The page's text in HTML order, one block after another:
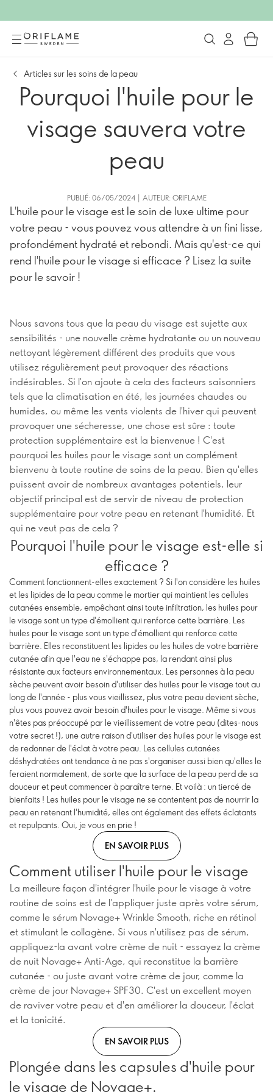
Articles sur les soins de la peau
Pourquoi l'huile pour le
visage sauvera votre
peau
PUBLIÉ: 06/05/2024 | AUTEUR: ORIFLAME
L'huile pour le visage est le soin de luxe ultime pour
votre peau - vous pouvez vous attendre à un fini lisse,
profondément hydraté et rebondi. Mais qu'est-ce qui
rend l'huile pour le visage si efficace ? Lisez la suite
pour le savoir !
Nous savons tous que la peau du visage est sujette aux
sensibilités - une nouvelle crème hydratante ou un nouveau
nettoyant légèrement différent des produits que vous
utilisez régulièrement peut provoquer des réactions
indésirables. Si l'on ajoute à cela des facteurs saisonniers
tels que la climatisation en été, les journées chaudes ou
humides, ou même les vents violents de l'hiver qui peuvent
provoquer une sécheresse, une chose est sûre : toute
protection supplémentaire est la bienvenue ! C'est
pourquoi les huiles pour le visage sont un complément
bienvenu à toute routine de soins de la peau. Bien qu'elles
puissent avoir de nombreux avantages potentiels, leur
objectif principal est de servir de niveau de protection
supplémentaire pour votre peau en retenant l'humidité. Et
qui ne veut pas de cela ?
Pourquoi l'huile pour le visage est-elle si
efficace ?
Comment fonctionnent-elles exactement ? Si l'on considère les huiles
et les lipides de la peau comme le mortier qui maintient les cellules
cutanées ensemble, empêchant ainsi toute infiltration, les huiles pour
le visage sont un type d'émollient qui renforce cette barrière. Les
huiles pour le visage sont un type d'émollient qui renforce cette
barrière. Elles reconstituent les lipides ou les huiles de votre barrière
cutanée afin que l'eau ne s'échappe pas, la rendant ainsi plus
résistante aux facteurs environnementaux. Les personnes à la peau
sèche peuvent avoir besoin d'utiliser des huiles pour le visage tout au
long de l'année - plus vous vieillissez, plus votre peau devient sèche,
plus vous pouvez avoir besoin d'huiles pour le visage. Même si vous
n'êtes pas préoccupé par le vieillissement de votre peau (dites-nous
votre secret !), une autre raison d'utiliser des huiles pour le visage est
de redonner de l'éclat à votre peau. Les cellules cutanées
déshydratées ont tendance à ne pas s'organiser aussi bien qu'elles le
feraient normalement, de sorte que la surface de la peau perd de sa
douceur et peut commencer à paraître terne. Et voilà : un tiercé de
bienfaits ! Les huiles pour le visage ne se contentent pas de nourrir la
peau en retenant l'humidité, elles ont également des effets éclatants
et repulpants. Oui, je vous en prie !
EN SAVOIR PLUS
Comment utiliser l'huile pour le visage
La meilleure façon d'intégrer l'huile pour le visage à votre
routine de soins est de l'appliquer juste après votre sérum,
comme le sérum Novage+ Wrinkle Smooth, riche en rétinol
et stimulant le collagène. Si vous n'utilisez pas de sérum,
appliquez-la avant votre crème de nuit - essayez la crème
de nuit Novage+ Anti-Age, qui reconstitue la barrière
cutanée - ou juste avant votre crème de jour, comme la
crème de jour Novage+ SPF30. C'est un excellent moyen
de raviver votre peau et d'en améliorer la douceur, l'éclat
et la tonicité.
EN SAVOIR PLUS
Plongée dans les capsules d'huile pour
le visage de Novage+.